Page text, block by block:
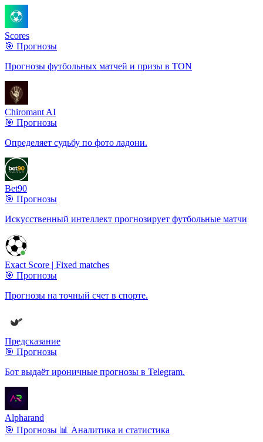
Scores
🎯 Прогнозы
Прогнозы футбольных матчей и призы в TON
Chiromant AI
🎯 Прогнозы
Определяет судьбу по фото ладони.
Bet90
🎯 Прогнозы
Искусственный интеллект прогнозирует футбольные матчи
Exact Score | Fixed matches
🎯 Прогнозы
Прогнозы на точный счет в спорте.
Предсказание
🎯 Прогнозы
Бот выдаёт ироничные прогнозы в Telegram.
Alpharand
🎯 Прогнозы 📊 Аналитика и статистика